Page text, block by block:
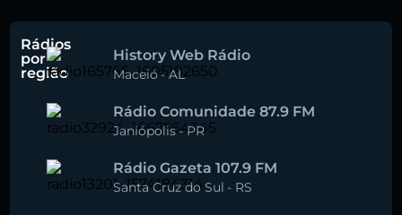
Rádios
por
região
History Web Rádio
Maceió-AL
Rádio Comunidade 87.9 FM
Janiópolis-PR
Rádio Gazeta 107.9 FM
Santa Cruz do Sul - RS